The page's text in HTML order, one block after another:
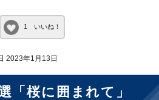
1 いいね！
2023年1月13日
「桜に囲まれて」